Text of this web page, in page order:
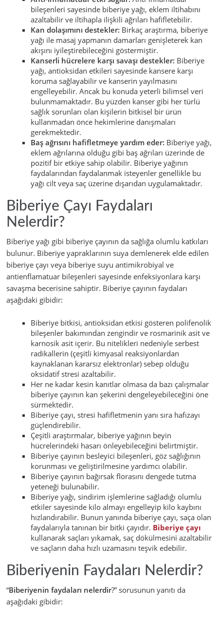
bileşenleri sayesinde biberiye yağı, eklem iltihabını
azaltabilir ve iltihapla ilişkili ağrıları hafifletebilir.
Kan dolaşımını destekler: Birkaç araştırma, biberiye
yağı ile masaj yapmanın damarları genişleterek kan
akışını iyileştirebileceğini göstermiştir.
Kanserli hücrelere karşı savaşı destekler: Biberiye
yağı, antioksidan etkileri sayesinde kansere karşı
koruma sağlayabilir ve kanserin yayılmasını
engelleyebilir. Ancak bu konuda yeterli bilimsel veri
bulunmamaktadır. Bu yüzden kanser gibi her türlü
sağlık sorunları olan kişilerin bitkisel bir ürün
kullanmadan önce hekimlerine danışmaları
gerekmektedir.
Baş ağrısını hafifletmeye yardım eder: Biberiye yağı,
eklem ağrılarına olduğu gibi baş ağrıları üzerinde de
pozitif bir etkiye sahip olabilir. Biberiye yağının
faydalarından faydalanmak isteyenler genellikle bu
yağı cilt veya saç üzerine dışarıdan uygulamaktadır.
Biberiye Çayı Faydaları
Nelerdir?
Biberiye yağı gibi biberiye çayının da sağlığa olumlu katkıları
bulunur. Biberiye yapraklarının suya demlenerek elde edilen
biberiye çayı veya biberiye suyu antimikrobiyal ve
antienflamatuar bileşenleri sayesinde enfeksiyonlara karşı
savaşma becerisine sahiptir. Biberiye çayının faydaları
aşağıdaki gibidir:
Biberiye bitkisi, antioksidan etkisi gösteren polifenolik
bileşenler bakımından zengindir ve rosmarinik asit ve
karnosik asit içerir. Bu nitelikleri nedeniyle serbest
radikallerin (çeşitli kimyasal reaksiyonlardan
kaynaklanan kararsız elektronlar) sebep olduğu
oksidatif stresi azaltabilir.
Her ne kadar kesin kanıtlar olmasa da bazı çalışmalar
biberiye çayının kan şekerini dengeleyebileceğini öne
sürmektedir.
Biberiye çayı, stresi hafifletmenin yanı sıra hafızayı
güçlendirebilir.
Çeşitli araştırmalar, biberiye yağının beyin
hücrelerindeki hasarı önleyebileceğini belirtmiştir.
Biberiye çayının besleyici bileşenleri, göz sağlığının
korunması ve geliştirilmesine yardımcı olabilir.
Biberiye çayının bağırsak florasını dengede tutma
yeteneği bulunabilir.
Biberiye yağı, sindirim işlemlerine sağladığı olumlu
etkiler sayesinde kilo almayı engelleyip kilo kaybını
hızlandırabilir. Bunun yanında biberiye çayı, saça olan
faydalarıyla tanınan bir bitki çayıdır. Biberiye çayı
kullanarak saçları yıkamak, saç dökülmesini azaltabilir
ve saçların daha hızlı uzamasını teşvik edebilir.
Biberiyenin Faydaları Nelerdir?
“Biberiyenin faydaları nelerdir?” sorusunun yanıtı da
aşağıdaki gibidir: